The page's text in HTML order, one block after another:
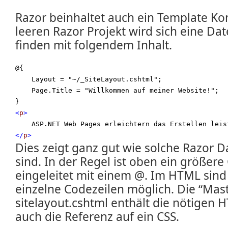
Razor beinhaltet auch ein Template
leeren Razor Projekt wird sich eine
finden mit folgendem Inhalt.
@{
    Layout = "~/_SiteLayout.cshtml";
    Page.Title = "Willkommen auf meiner Website!";
<p>
</p>
Dies zeigt ganz gut wie solche Razor
sind. In der Regel ist oben ein größere
eingeleitet mit einem @. Im HTML
einzelne Codezeilen möglich. Die
sitelayout.cshtml enthält die nötigen
auch die Referenz auf ein CSS.